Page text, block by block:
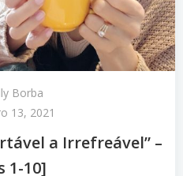
Borba
13, 2021
a Irrefreável” –
1-10]